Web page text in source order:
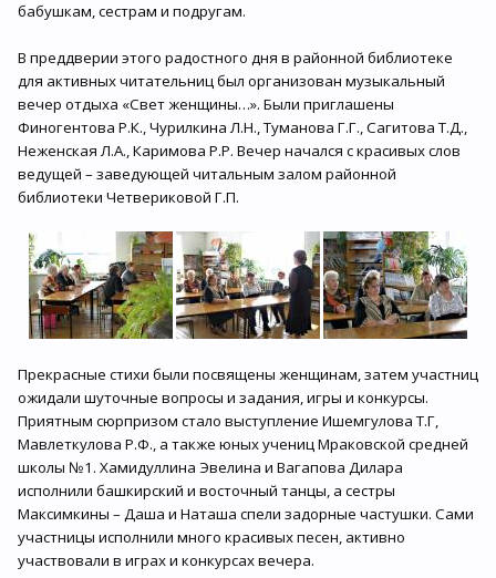
бабушкам, сестрам и подругам.
В преддверии этого радостного дня в районной библиотеке
для активных читательниц был организован музыкальный
вечер отдыха «Свет женщины…». Были приглашены
Финогентова Р.К., Чурилкина Л.Н., Туманова Г.Г., Сагитова Т.Д.,
Неженская Л.А., Каримова Р.Р. Вечер начался с красивых слов
ведущей – заведующей читальным залом районной
библиотеки Четвериковой Г.П.
Прекрасные стихи были посвящены женщинам, затем участниц
ожидали шуточные вопросы и задания, игры и конкурсы.
Приятным сюрпризом стало выступление Ишемгулова Т.Г,
Мавлеткулова Р.Ф., а также юных учениц Мраковской средней
школы №1. Хамидуллина Эвелина и Вагапова Дилара
исполнили башкирский и восточный танцы, а сестры
Максимкины – Даша и Наташа спели задорные частушки. Сами
участницы исполнили много красивых песен, активно
участвовали в играх и конкурсах вечера.